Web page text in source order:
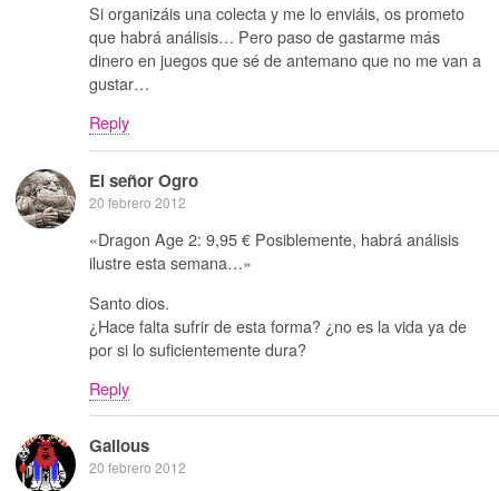
Si organizáis una colecta y me lo enviáis, os prometo
que habrá análisis… Pero paso de gastarme más
dinero en juegos que sé de antemano que no me van a
gustar…
Reply
El señor Ogro
20 febrero 2012
«Dragon Age 2: 9,95 € Posiblemente, habrá análisis
ilustre esta semana…»
Santo dios.
¿Hace falta sufrir de esta forma? ¿no es la vida ya de
por si lo suficientemente dura?
Reply
Galious
20 febrero 2012